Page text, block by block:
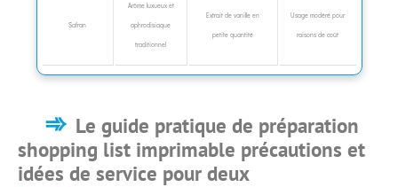
Safran
Arôme luxueux et
aphrodisiaque
traditionnel
Extrait de vanille en
petite quantité
Usage modéré pour
raisons de coût
Le guide pratique de préparation
shopping list imprimable précautions et
idées de service pour deux